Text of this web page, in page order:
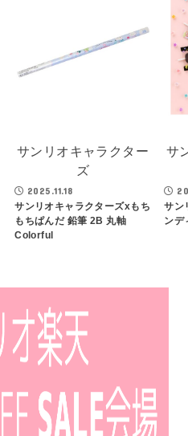
サンリオキャラクター
ズ
2025.11.18
サンリオキャラクターズxもち
もちぱんだ 鉛筆 2B 丸軸
Colorful
サ
サン
ンデ